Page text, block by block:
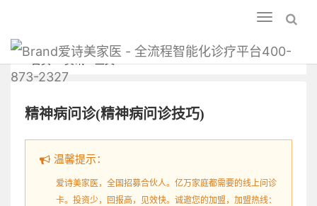
Toggle
navigation
爱诗美家医 - 全流程智能化诊疗平台400-
873-2327
首页 资讯 正文
精神病问诊(精神病问诊技巧)
温馨提示：
爱诗美家医，全国招募合伙人。亿万家庭都需要的线上问诊
卡。投资少，回报高，见效快。诚邀您的加盟，加盟热线：